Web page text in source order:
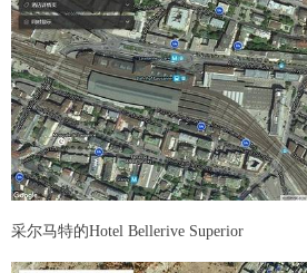
采尔马特的Hotel Bellerive Superior